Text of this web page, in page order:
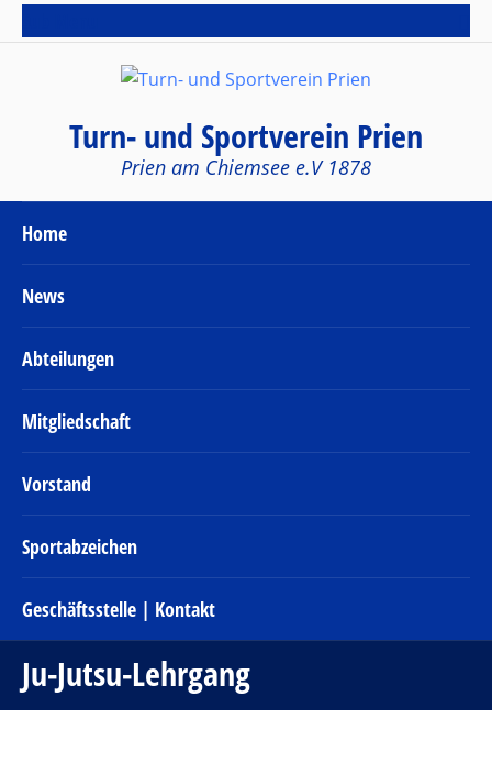
Turn- und Sportverein Prien
Prien am Chiemsee e.V 1878
Home
News
Abteilungen
Mitgliedschaft
Vorstand
Sportabzeichen
Geschäftsstelle | Kontakt
Ju-Jutsu-Lehrgang